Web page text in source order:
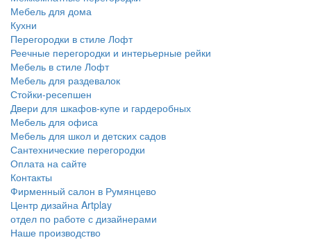
Мебель для дома
Кухни
Перегородки в стиле Лофт
Реечные перегородки и интерьерные рейки
Мебель в стиле Лофт
Мебель для раздевалок
Стойки-ресепшен
Двери для шкафов-купе и гардеробных
Мебель для офиса
Мебель для школ и детских садов
Сантехнические перегородки
Оплата на сайте
Контакты
Фирменный салон в Румянцево
Центр дизайна Artplay
отдел по работе с дизайнерами
Наше производство